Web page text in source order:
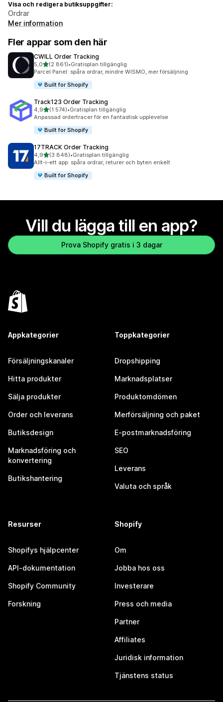
Visa och redigera butiksuppgifter:
Ordrar
Mer information
Fler appar som den här
CWILL Order Tracking
5,0av 5 stjärnor
(2 861)
2861 recensioner totalt
•Gratisplan tillgänglig
Parcel Panel: spåra ordrar, mindre WISMO, mer försäljning
Built for Shopify
Track123 Order Tracking
4,9av 5 stjärnor
(1 574)
1574 recensioner totalt
•Gratisplan tillgänglig
Anpassad ordertracer för en fantastisk upplevelse
Built for Shopify
17TRACK Order Tracking
4,9av 5 stjärnor
(3 848)
3848 recensioner totalt
•Gratisplan tillgänglig
Allt-i-ett app: spåra ordrar, returer och byten enkelt
Built for Shopify
Vill du lägga till en app?
Prova Shopify gratis i 3 dagar
Appkategorier
Försäljningskanaler
Hitta produkter
Sälja produkter
Order och leverans
Butiksdesign
Marknadsföring och
konvertering
Butikshantering
Toppkategorier
Dropshipping
Marknadsplatser
Produktomdömen
Merförsäljning och paket
E-postmarknadsföring
SEO
Leverans
Valuta och språk
Resurser
Shopifys hjälpcenter
API-dokumentation
Shopify Community
Forskning
Shopify
Om
Jobba hos oss
Investerare
Press och media
Partner
Affiliates
Juridisk information
Tjänstens status